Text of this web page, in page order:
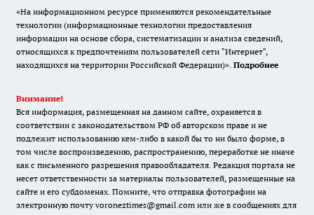
«На информационном ресурсе применяются рекомендательные
технологии (информационные технологии предоставления
информации на основе сбора, систематизации и анализа сведений,
относящихся к предпочтениям пользователей сети "Интернет",
находящихся на территории Российской Федерации)». Подробнее
Внимание!
Вся информация, размещенная на данном сайте, охраняется в
соответствии с законодательством РФ об авторском праве и не
подлежит использованию кем-либо в какой бы то ни было форме, в
том числе воспроизведению, распространению, переработке не иначе
как с письменного разрешения правообладателя. Редакция портала не
несет ответственности за материалы пользователей, размещенные на
сайте и его субдоменах. Помните, что отправка фотографии на
электронную почту voroneztimes@gmail.com или же в сообщениях для